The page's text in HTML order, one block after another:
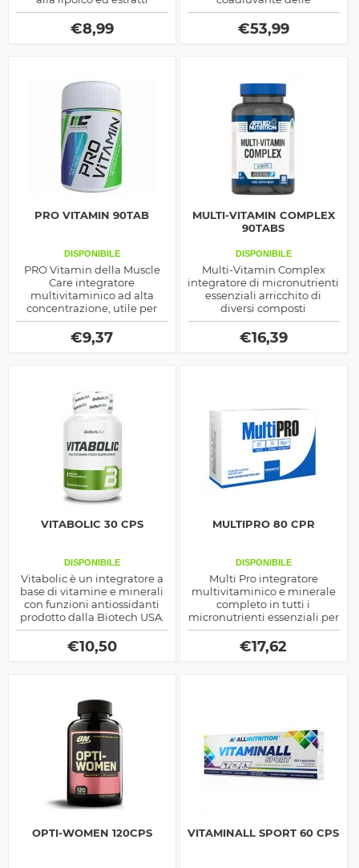
vegetali, indicato sia come
salutistico che per la
prestazione fisica
€8,99
articolazioni, un prodotto
veramente completo che
aumenta le difese
€53,99
PRO VITAMIN 90TAB
DISPONIBILE
PRO Vitamin della Muscle
Care integratore
multivitaminico ad alta
concentrazione, utile per
apportare al nostro corpo
tutti i micronutrienti di cui
necessita.
€9,37
MULTI-VITAMIN COMPLEX
90TABS
DISPONIBILE
Multi-Vitamin Complex
integratore di micronutrienti
essenziali arricchito di
diversi composti
antiossidanti e per
migliorare la funzionalità
intestinale e del sistema
€16,39
VITABOLIC 30 CPS
DISPONIBILE
Vitabolic è un integratore a
base di vitamine e minerali
con funzioni antiossidanti
prodotto dalla Biotech USA.
€10,50
MULTIPRO 80 CPR
DISPONIBILE
Multi Pro integratore
multivitaminico e minerale
completo in tutti i
micronutrienti essenziali per
il corpo, ideale per aiutare il
metabolismo a svolgere le
sue numerose funzioni
€17,62
OPTI-WOMEN 120CPS VITAMINALL SPORT 60 CPS